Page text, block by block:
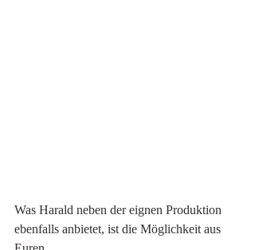
Was Harald neben der eignen Produktion
ebenfalls anbietet, ist die Möglichkeit aus